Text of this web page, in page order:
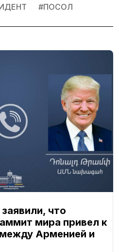
#ПОСОЛ
что
мира привел к
Арменией и